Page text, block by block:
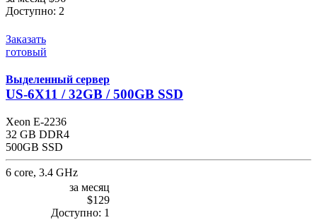
Доступно: 2
Заказать
готовый
Выделенный сервер
US-6X11 / 32GB / 500GB SSD
Xeon E-2236
32 GB DDR4
500GB SSD
6 core, 3.4 GHz
за месяц
$129
Доступно: 1